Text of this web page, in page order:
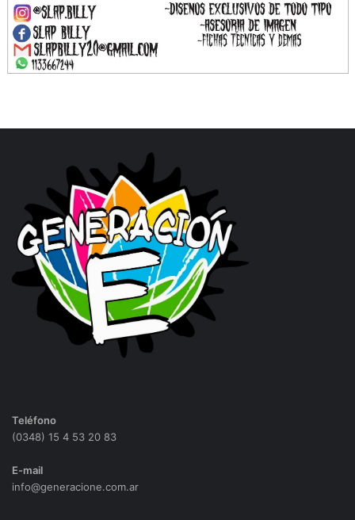
Teléfono
(0348) 15 4 53 20 83
E-mail
info@generacione.com.ar